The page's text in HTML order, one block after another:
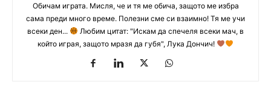
Обичам играта. Мисля, че и тя ме обича, защото ме избра
сама преди много време. Полезни сме си взаимно! Тя ме учи
всеки ден...
Любим цитат: "Искам да спечеля всеки мач, в
който играя, защото мразя да губя", Лука Дончич!